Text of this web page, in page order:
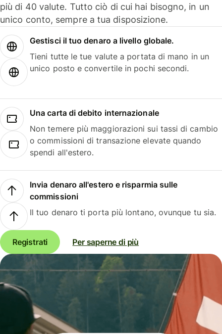
più di 40 valute. Tutto ciò di cui hai bisogno, in un
unico conto, sempre a tua disposizione.
Gestisci il tuo denaro a livello globale.
Tieni tutte le tue valute a portata di mano in un
unico posto e convertile in pochi secondi.
Una carta di debito internazionale
Non temere più maggiorazioni sui tassi di cambio
o commissioni di transazione elevate quando
spendi all'estero.
Invia denaro all'estero e risparmia sulle
commissioni
Il tuo denaro ti porta più lontano, ovunque tu sia.
Registrati Per saperne di più